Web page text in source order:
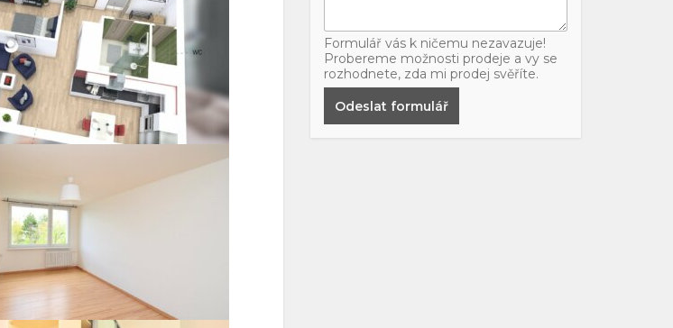
Formulář vás k ničemu nezavazuje!
Probereme možnosti prodeje a vy se
rozhodnete, zda mi prodej svěříte.
Odeslat formulář